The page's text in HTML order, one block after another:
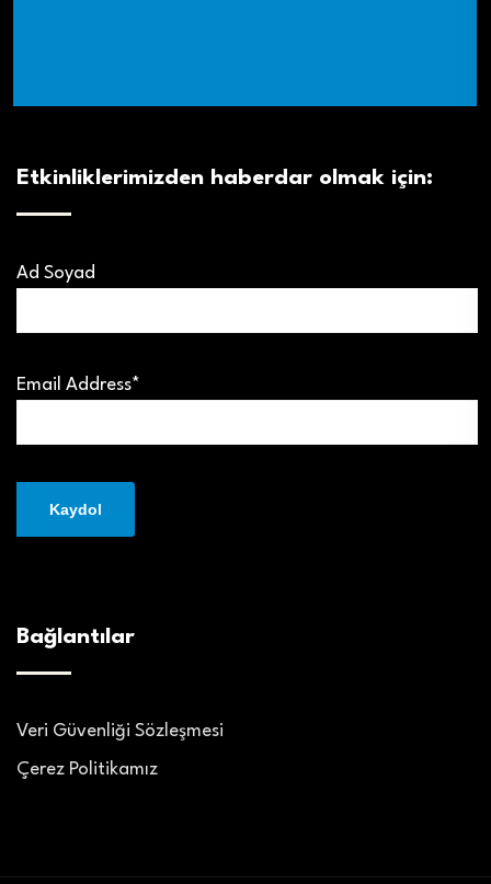
Etkinliklerimizden haberdar olmak için:
Ad Soyad
Email Address*
Bağlantılar
Veri Güvenliği Sözleşmesi
Çerez Politikamız